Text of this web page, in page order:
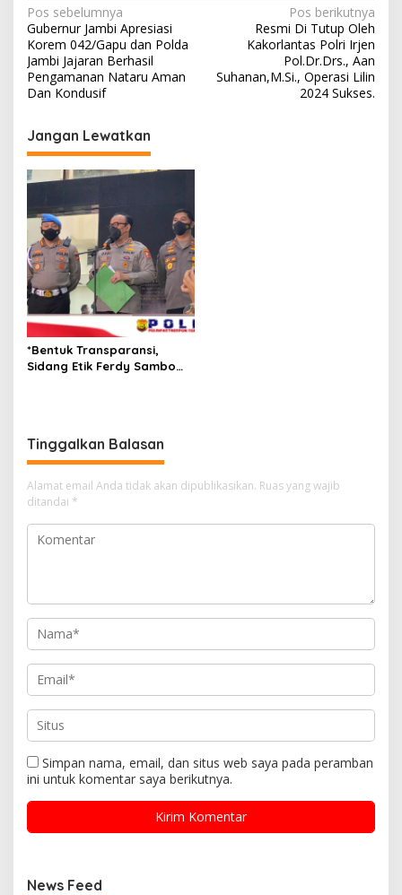
Navigasi
pos
Pos sebelumnya
Gubernur Jambi Apresiasi
Korem 042/Gapu dan Polda
Jambi Jajaran Berhasil
Pengamanan Nataru Aman
Dan Kondusif
Pos berikutnya
Resmi Di Tutup Oleh
Kakorlantas Polri Irjen
Pol.Dr.Drs., Aan
Suhanan,M.Si., Operasi Lilin
2024 Sukses.
Jangan Lewatkan
*Bentuk Transparansi,
Sidang Etik Ferdy Sambo
Tinggalkan Balasan
Alamat email Anda tidak akan dipublikasikan. Ruas yang wajib
ditandai *
Simpan nama, email, dan situs web saya pada peramban
ini untuk komentar saya berikutnya.
News Feed